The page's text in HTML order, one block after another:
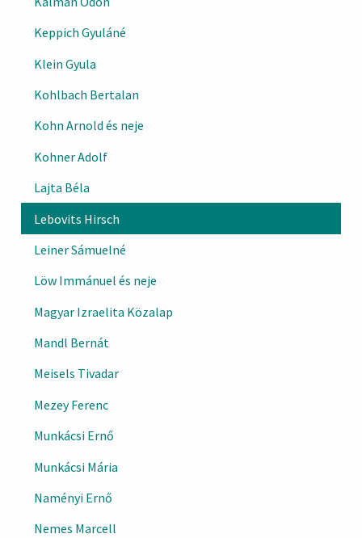
Keppich Gyuláné
Klein Gyula
Kohlbach Bertalan
Kohn Arnold és neje
Kohner Adolf
Lajta Béla
Lebovits Hirsch
Leiner Sámuelné
Löw Immánuel és neje
Magyar Izraelita Közalap
Mandl Bernát
Meisels Tivadar
Mezey Ferenc
Munkácsi Ernő
Munkácsi Mária
Naményi Ernő
Nemes Marcell